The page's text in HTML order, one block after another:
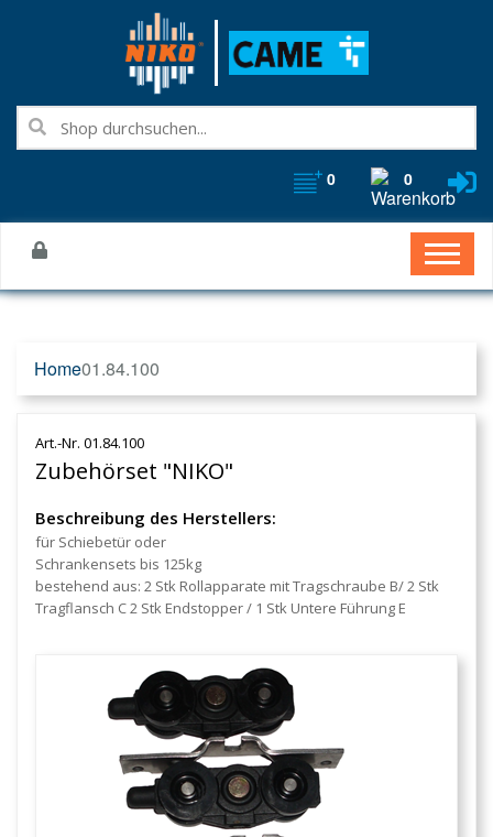
0 0
Home01.84.100
Art.-Nr. 01.84.100
Zubehörset "NIKO"
Beschreibung des Herstellers:
für Schiebetür oder
Schrankensets bis 125kg
bestehend aus: 2 Stk Rollapparate mit Tragschraube B/ 2 Stk
Tragflansch C 2 Stk Endstopper / 1 Stk Untere Führung E